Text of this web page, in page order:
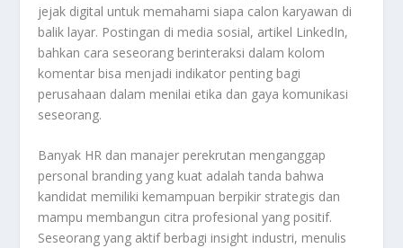
jejak digital untuk memahami siapa calon karyawan di
balik layar. Postingan di media sosial, artikel LinkedIn,
bahkan cara seseorang berinteraksi dalam kolom
komentar bisa menjadi indikator penting bagi
perusahaan dalam menilai etika dan gaya komunikasi
seseorang.
Banyak HR dan manajer perekrutan menganggap
personal branding yang kuat adalah tanda bahwa
kandidat memiliki kemampuan berpikir strategis dan
mampu membangun citra profesional yang positif.
Seseorang yang aktif berbagi insight industri, menulis